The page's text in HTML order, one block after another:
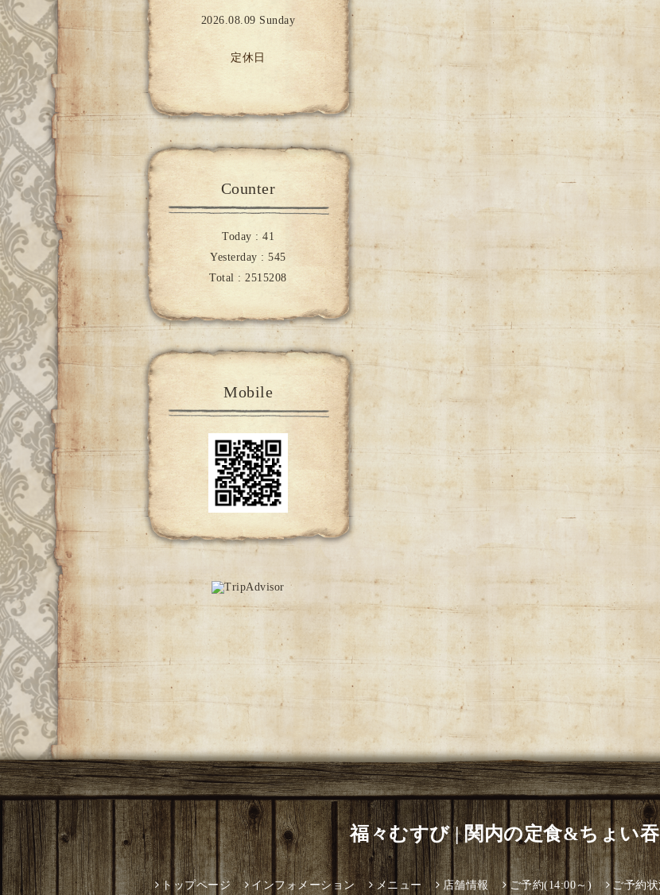
2026.08.09 Sunday
定休日
Counter
Today : 41
Yesterday :545
Total : 2515208
Mobile
福々むすび | 関内の定食&ちょい
トップページ インフォメーション メニュー 店舗情報 ご予約(14:00～) ご予約